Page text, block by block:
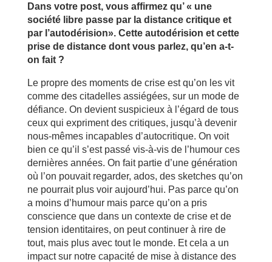
Dans votre post, vous affirmez qu’ « une
société libre passe par la distance critique et
par l’autodérision». Cette autodérision et cette
prise de distance dont vous parlez, qu’en a-t-
on fait ?
Le propre des moments de crise est qu’on les vit
comme des citadelles assiégées, sur un mode de
défiance. On devient suspicieux à l’égard de tous
ceux qui expriment des critiques, jusqu’à devenir
nous-mêmes incapables d’autocritique. On voit
bien ce qu’il s’est passé vis-à-vis de l’humour ces
dernières années. On fait partie d’une génération
où l’on pouvait regarder, ados, des sketches qu’on
ne pourrait plus voir aujourd’hui. Pas parce qu’on
a moins d’humour mais parce qu’on a pris
conscience que dans un contexte de crise et de
tension identitaires, on peut continuer à rire de
tout, mais plus avec tout le monde. Et cela a un
impact sur notre capacité de mise à distance des